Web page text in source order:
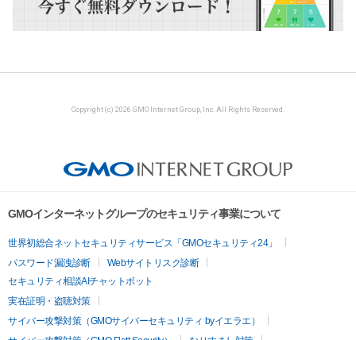
Copyright (c) 2026 GMO Internet Group, Inc. All Rights Reserved.
GMOインターネットグループのセキュリティ事業について
世界初総合ネットセキュリティサービス「GMOセキュリティ24」
パスワード漏洩診断
Webサイトリスク診断
セキュリティ相談AIチャットボット
実在証明・盗聴対策
サイバー攻撃対策（GMOサイバーセキュリティ byイエラエ）